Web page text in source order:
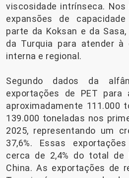
viscosidade intrínseca. Nos
expansões de
parte da Koksan e da
da Turquia para atender à
interna e regional.
Segundo dados da
exportações de PET para
aproximadamente 111.000
139.000 toneladas nos
2025, representando um
37,6%. Essas
cerca de 2,4% do total de
China. As exportações de